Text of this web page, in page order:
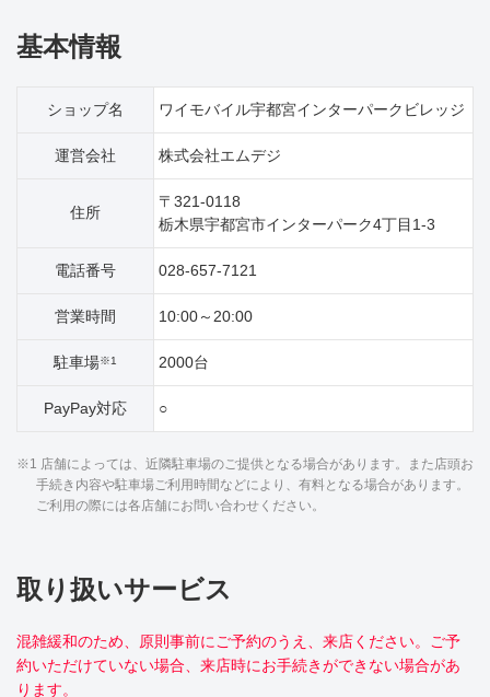
基本情報
ショップ名 ワイモバイル宇都宮インターパークビレッジ
運営会社 株式会社エムデジ
住所
〒321-0118
栃木県宇都宮市インターパーク4丁目1‐3
電話番号 028-657-7121
営業時間 10:00～20:00
駐車場※1 2000台
PayPay対応 ○
※1 店舗によっては、近隣駐車場のご提供となる場合があります。また店頭お
手続き内容や駐車場ご利用時間などにより、有料となる場合があります。
ご利用の際には各店舗にお問い合わせください。
取り扱いサービス
混雑緩和のため、原則事前にご予約のうえ、来店ください。ご予
約いただけていない場合、来店時にお手続きができない場合があ
ります。